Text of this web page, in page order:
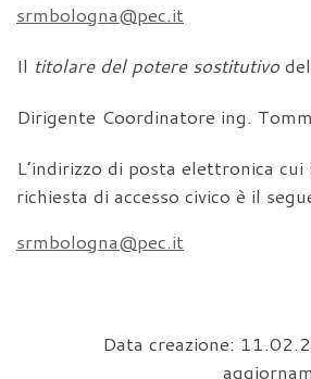
srmbologna@pec.it
Il titolare del potere sostitutivo
Dirigente Coordinatore ing.
L’indirizzo di posta elettronica
richiesta di accesso civico è il
srmbologna@pec.it
Data creazione: